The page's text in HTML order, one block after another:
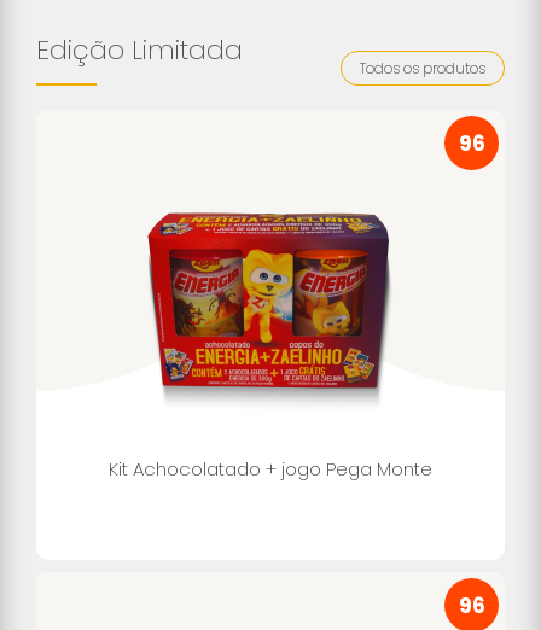
Edição Limitada Todos os produtos
96
Kit Achocolatado + jogo Pega Monte
96